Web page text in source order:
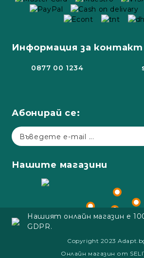
Информация за контакт
0877 00 1234
Абонирай се:
Нашите магазини
Нашият онлайн магазин е
GDPR.
Copyright 2023
Онлайн магазин от